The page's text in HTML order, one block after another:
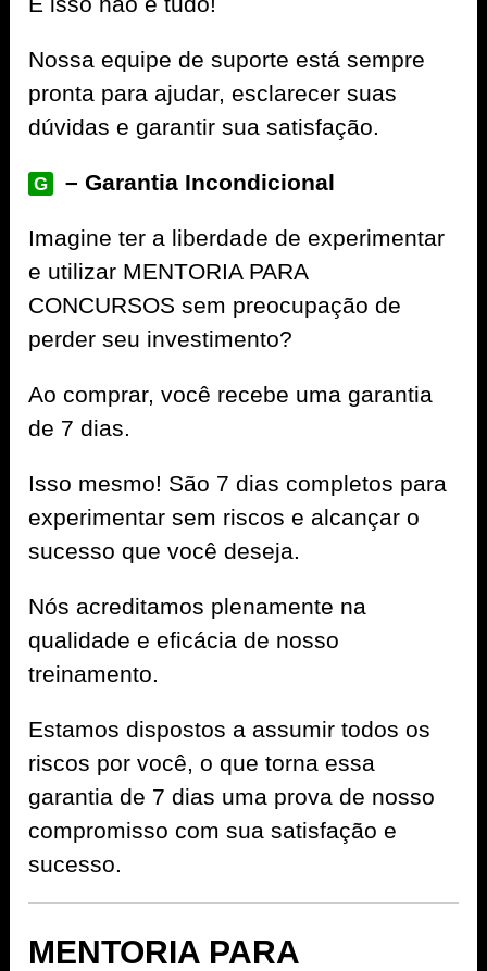
Nossa equipe de suporte está sempre
pronta para ajudar, esclarecer suas
dúvidas e garantir sua satisfação.
G – Garantia Incondicional
Imagine ter a liberdade de experimentar
e utilizar MENTORIA PARA
CONCURSOS sem preocupação de
perder seu investimento?
Ao comprar, você recebe uma garantia
de 7 dias.
Isso mesmo! São 7 dias completos para
experimentar sem riscos e alcançar o
sucesso que você deseja.
Nós acreditamos plenamente na
qualidade e eficácia de nosso
treinamento.
Estamos dispostos a assumir todos os
riscos por você, o que torna essa
garantia de 7 dias uma prova de nosso
compromisso com sua satisfação e
sucesso.
MENTORIA PARA